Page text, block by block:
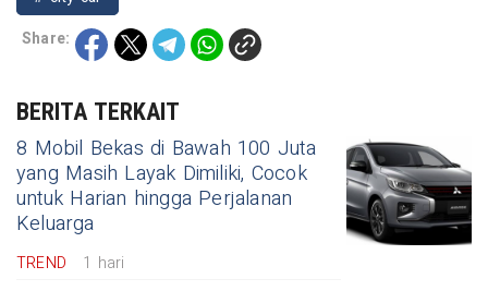
Share:
BERITA TERKAIT
8 Mobil Bekas di Bawah 100 Juta
yang Masih Layak Dimiliki, Cocok
untuk Harian hingga Perjalanan
Keluarga
TREND 1 hari